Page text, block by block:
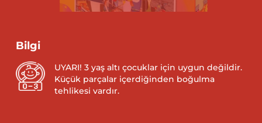
Bilgi
UYARI! 3 yaş altı çocuklar için uygun değildir.
Küçük parçalar içerdiğinden boğulma
tehlikesi vardır.